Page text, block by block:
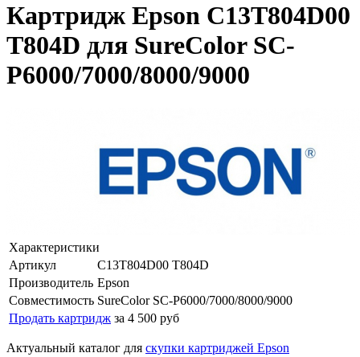
Картридж Epson C13T804D00
T804D для SureColor SC-
P6000/7000/8000/9000
Характеристики
Артикул
C13T804D00 T804D
Производитель Epson
Совместимость SureColor SC-P6000/7000/8000/9000
Продать картридж за 4 500 руб
Актуальный каталог для скупки картриджей Epson